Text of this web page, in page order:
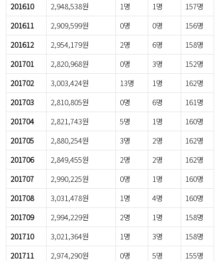
201610
2,948,538원 1명 1명
157명
201611
2,909,599원 0명 0명
156명
201612
2,954,179원 2명 6명
158명
201701
2,820,968원 0명 3명
152명
201702
3,003,424원 13명 1명
162명
201703
2,810,805원 0명 6명
161명
201704
2,821,743원 5명 1명
160명
201705
2,880,254원 3명 2명
162명
201706
2,849,455원 2명 2명
162명
201707
2,990,225원 0명 1명
160명
201708
3,031,478원 1명 4명
160명
201709
2,994,229원 2명 1명
158명
201710
3,021,364원 1명 3명
158명
201711
2,974,290원 0명 5명
155명